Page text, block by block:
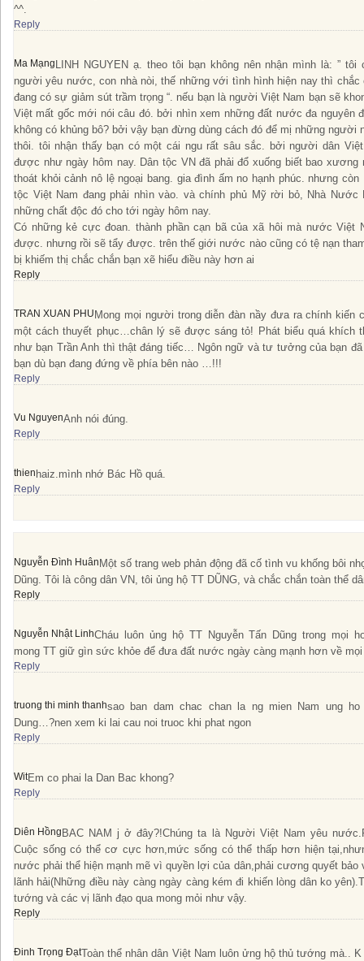
^^.
Reply
Ma Mạng LINH NGUYEN ạ. theo tôi bạn không nên nhận mình là: ” tôi
người yêu nước, con nhà nòi, thế những với tình hình hiện nay thì chắc
đang có sự giảm sút trầm trọng “. nếu bạn là người Việt Nam bạn sẽ
Việt mất gốc mới nói câu đó. bởi nhìn xem những đất nước đa nguyên
không có khủng bô? bởi vậy bạn đừng dùng cách đó để mị những người
thôi. tôi nhận thấy bạn có một cái ngu rất sâu sắc. bởi người dân
được như ngày hôm nay. Dân tộc VN đã phải đổ xuống biết bao
thoát khỏi cảnh nô lệ ngoại bang. gia đình ấm no hạnh phúc. nhưng
tộc Việt Nam đang phải nhìn vào. và chính phủ Mỹ rời bỏ, Nhà Nước
những chất độc đó cho tới ngày hôm nay.
Có những kẻ cực đoan. thành phần cạn bã của xã hôi mà nước Việt
được. nhưng rồi sẽ tẩy được. trên thế giới nước nào cũng có tệ nạn
bị khiếm thị chắc chắn bạn xẽ hiểu điều này hơn ai
Reply
TRAN XUAN PHU Mong mọi người trong diễn đàn nầy đưa ra chính kiến
một cách thuyết phục…chân lý sẽ được sáng tỏ! Phát biểu quá khích
như bạn Trần Anh thì thật đáng tiếc… Ngôn ngữ và tư tưởng của bạn
bạn dù bạn đang đứng về phía bên nào …!!!
Reply
Vu NguyenAnh nói đúng.
Reply
thien haiz.mình nhớ Bác Hồ quá.
Reply
Nguyễn Đình Huân Một số trang web phản động đã cố tình vu khống bôi
Dũng. Tôi là công dân VN, tôi ủng hộ TT DŨNG, và chắc chắn toàn thể
Reply
Nguyễn Nhật LinhCháu luôn ủng hộ TT Nguyễn Tấn Dũng trong mọi
mong TT giữ gìn sức khỏe để đưa đất nước ngày càng mạnh hơn về
Reply
truong thi minh thanhsao ban dam chac chan la ng mien Nam ung ho
Dung…?nen xem ki lai cau noi truoc khi phat ngon
Reply
WitEm co phai la Dan Bac khong?
Reply
Diên Hồng BAC NAM j ở đây?!Chúng ta là Người Việt Nam yêu
Cuộc sống có thể cơ cực hơn,mức sống có thể thấp hơn hiện
nước phải thể hiện mạnh mẽ vì quyền lợi của dân,phải cương quyết
lãnh hải(Những điều này càng ngày càng kém đi khiến lòng dân ko
tướng và các vị lãnh đạo qua mong mỏi như vậy.
Reply
Đinh Trọng ĐạtToàn thể nhân dân Việt Nam luôn ửng hộ thủ tướng mà.. K